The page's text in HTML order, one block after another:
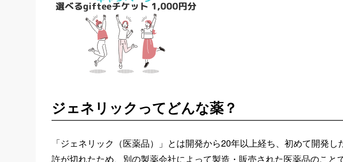
ジェネリックってどんな薬？
「ジェネリック（医薬品）」とは開発から20年以上経ち、初めて開発し
許が切れたため、別の製薬会社によって製造・販売された医薬品のこと